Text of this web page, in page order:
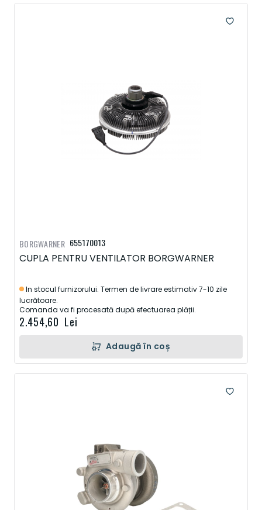
655170013
CUPLA PENTRU VENTILATOR BORGWARNER
In stocul furnizorului. Termen de livrare estimativ 7-10 zile
lucrătoare.
Comanda va fi procesată după efectuarea plății.
2.454,60 Lei
BORGWARNER
Adaugă în coș